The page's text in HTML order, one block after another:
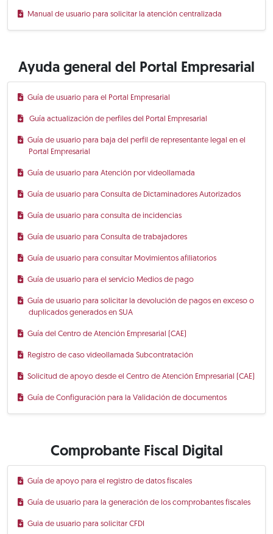
Manual de usuario para solicitar la atención centralizada
Ayuda general del Portal Empresarial
Guía de usuario para el Portal Empresarial
Guía actualización de perfiles del Portal Empresarial
Guía de usuario para baja del perfil de representante legal en el
Portal Empresarial
Guía de usuario para Atención por videollamada
Guía de usuario para Consulta de Dictaminadores Autorizados
Guía de usuario para consulta de incidencias
Guía de usuario para Consulta de trabajadores
Guía de usuario para consultar Movimientos afiliatorios
Guía de usuario para el servicio Medios de pago
Guía de usuario para solicitar la devolución de pagos en exceso o
duplicados generados en SUA
Guía del Centro de Atención Empresarial (CAE)
Registro de caso videollamada Subcontratación
Solicitud de apoyo desde el Centro de Atención Empresarial (CAE)
Guía de Configuración para la Validación de documentos
Comprobante Fiscal Digital
Guía de apoyo para el registro de datos fiscales
Guía de usuario para la generación de los comprobantes fiscales
Guia de usuario para solicitar CFDI